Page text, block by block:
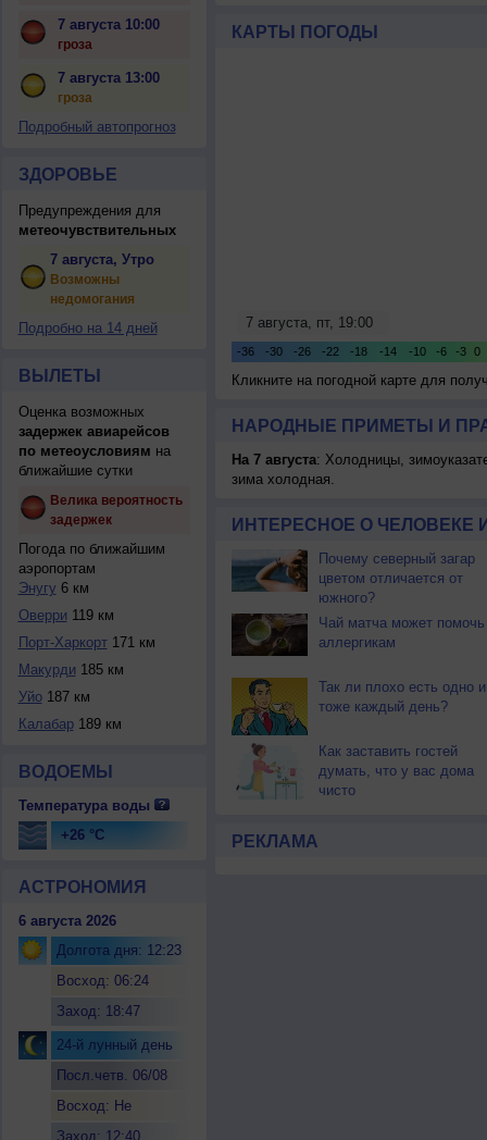
7 августа 10:00
гроза
7 августа 13:00
гроза
Подробный автопрогноз
ЗДОРОВЬЕ
Предупреждения для
метеочувствительных
7 августа, Утро
Возможны
недомогания
Подробно на 14 дней
ВЫЛЕТЫ
Оценка возможных
задержек авиарейсов
по метеоусловиям на
ближайшие сутки
Велика вероятность
задержек
Погода по ближайшим
аэропортам
Энугу 6 км
Оверри 119 км
Порт-Харкорт171 км
Макурди 185 км
Уйо187 км
Калабар189 км
ВОДОЕМЫ
Температура воды
+26 °C
АСТРОНОМИЯ
6 августа 2026
Долгота дня: 12:23
Восход: 06:24
Заход: 18:47
24-й лунный день
Посл.четв. 06/08
Восход: Не
Заход: 12:40
КАРТЫ ПОГОДЫ
Кликните на погодной карте для
НАРОДНЫЕ ПРИМЕТЫ И
На 7 августа: Холодницы,
зима холодная.
ИНТЕРЕСНОЕ О ЧЕЛОВЕКЕ
Почему северный загар
цветом отличается от
южного?
Чай матча может помочь
аллергикам
Так ли плохо есть одно и
тоже каждый день?
Как заставить гостей
думать, что у вас дома
чисто
РЕКЛАМА